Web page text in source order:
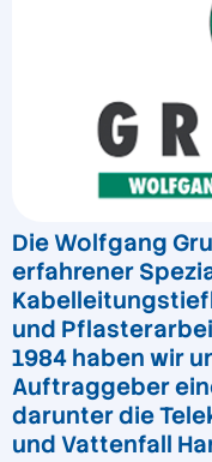
Die Wolfgang
erfahrener
und
1984 haben wir
Auftraggeber
darunter die
und Vattenfall